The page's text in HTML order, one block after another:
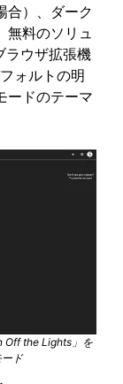
合）、ダーク
無料のソリュ
ウザ拡張機
ォルトの明
ードのテーマ
Off the Lights」を
ド